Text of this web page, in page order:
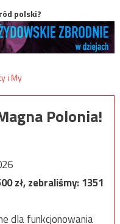
polski?
Polonia!
zł, zebraliśmy:1351
dla funkcjonowania